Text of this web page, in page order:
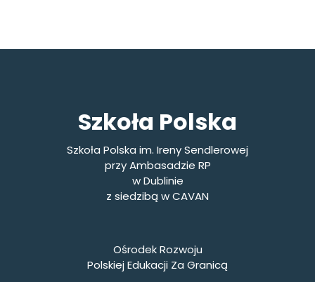
Szkoła Polska
Szkoła Polska im. Ireny Sendlerowej
przy Ambasadzie RP
w Dublinie
z siedzibą w CAVAN
Ośrodek Rozwoju
Polskiej Edukacji Za Granicą